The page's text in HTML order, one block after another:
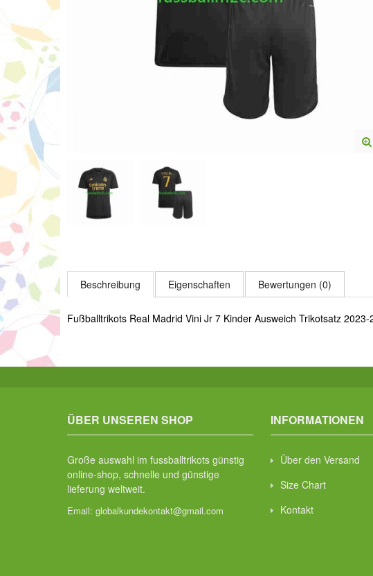
Beschreibung Eigenschaften Bewertungen (0)
Fußballtrikots Real Madrid Vini Jr 7 Kinder Ausweich Trikotsatz 2023-
ÜBER UNSEREN SHOP
Große auswahl im fussballtrikots günstig
online-shop, schnelle und günstige
lieferung weltweit.
Email: globalkundekontakt@gmail.com
INFORMATIONEN
Über den Versand
Size Chart
Kontakt